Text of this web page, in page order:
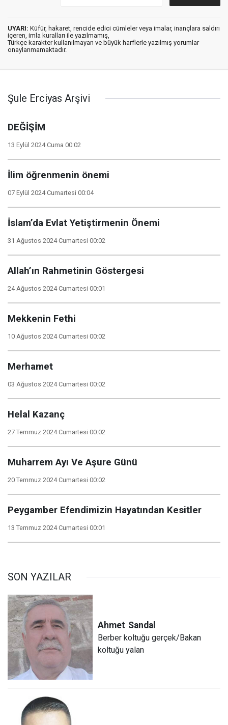
UYARI: Küfür, hakaret, rencide edici cümleler veya imalar, inançlara saldırı
içeren, imla kuralları ile yazılmamış,
Türkçe karakter kullanılmayan ve büyük harflerle yazılmış yorumlar
onaylanmamaktadır.
Şule Erciyas Arşivi
DEĞİŞİM
13 Eylül 2024 Cuma 00:02
İlim öğrenmenin önemi
07 Eylül 2024 Cumartesi 00:04
İslam’da Evlat Yetiştirmenin Önemi
31 Ağustos 2024 Cumartesi 00:02
Allah’ın Rahmetinin Göstergesi
24 Ağustos 2024 Cumartesi 00:01
Mekkenin Fethi
10 Ağustos 2024 Cumartesi 00:02
Merhamet
03 Ağustos 2024 Cumartesi 00:02
Helal Kazanç
27 Temmuz 2024 Cumartesi 00:02
Muharrem Ayı Ve Aşure Günü
20 Temmuz 2024 Cumartesi 00:02
Peygamber Efendimizin Hayatından Kesitler
13 Temmuz 2024 Cumartesi 00:01
SON YAZILAR
Ahmet Sandal
Berber koltuğu gerçek/Bakan
koltuğu yalan